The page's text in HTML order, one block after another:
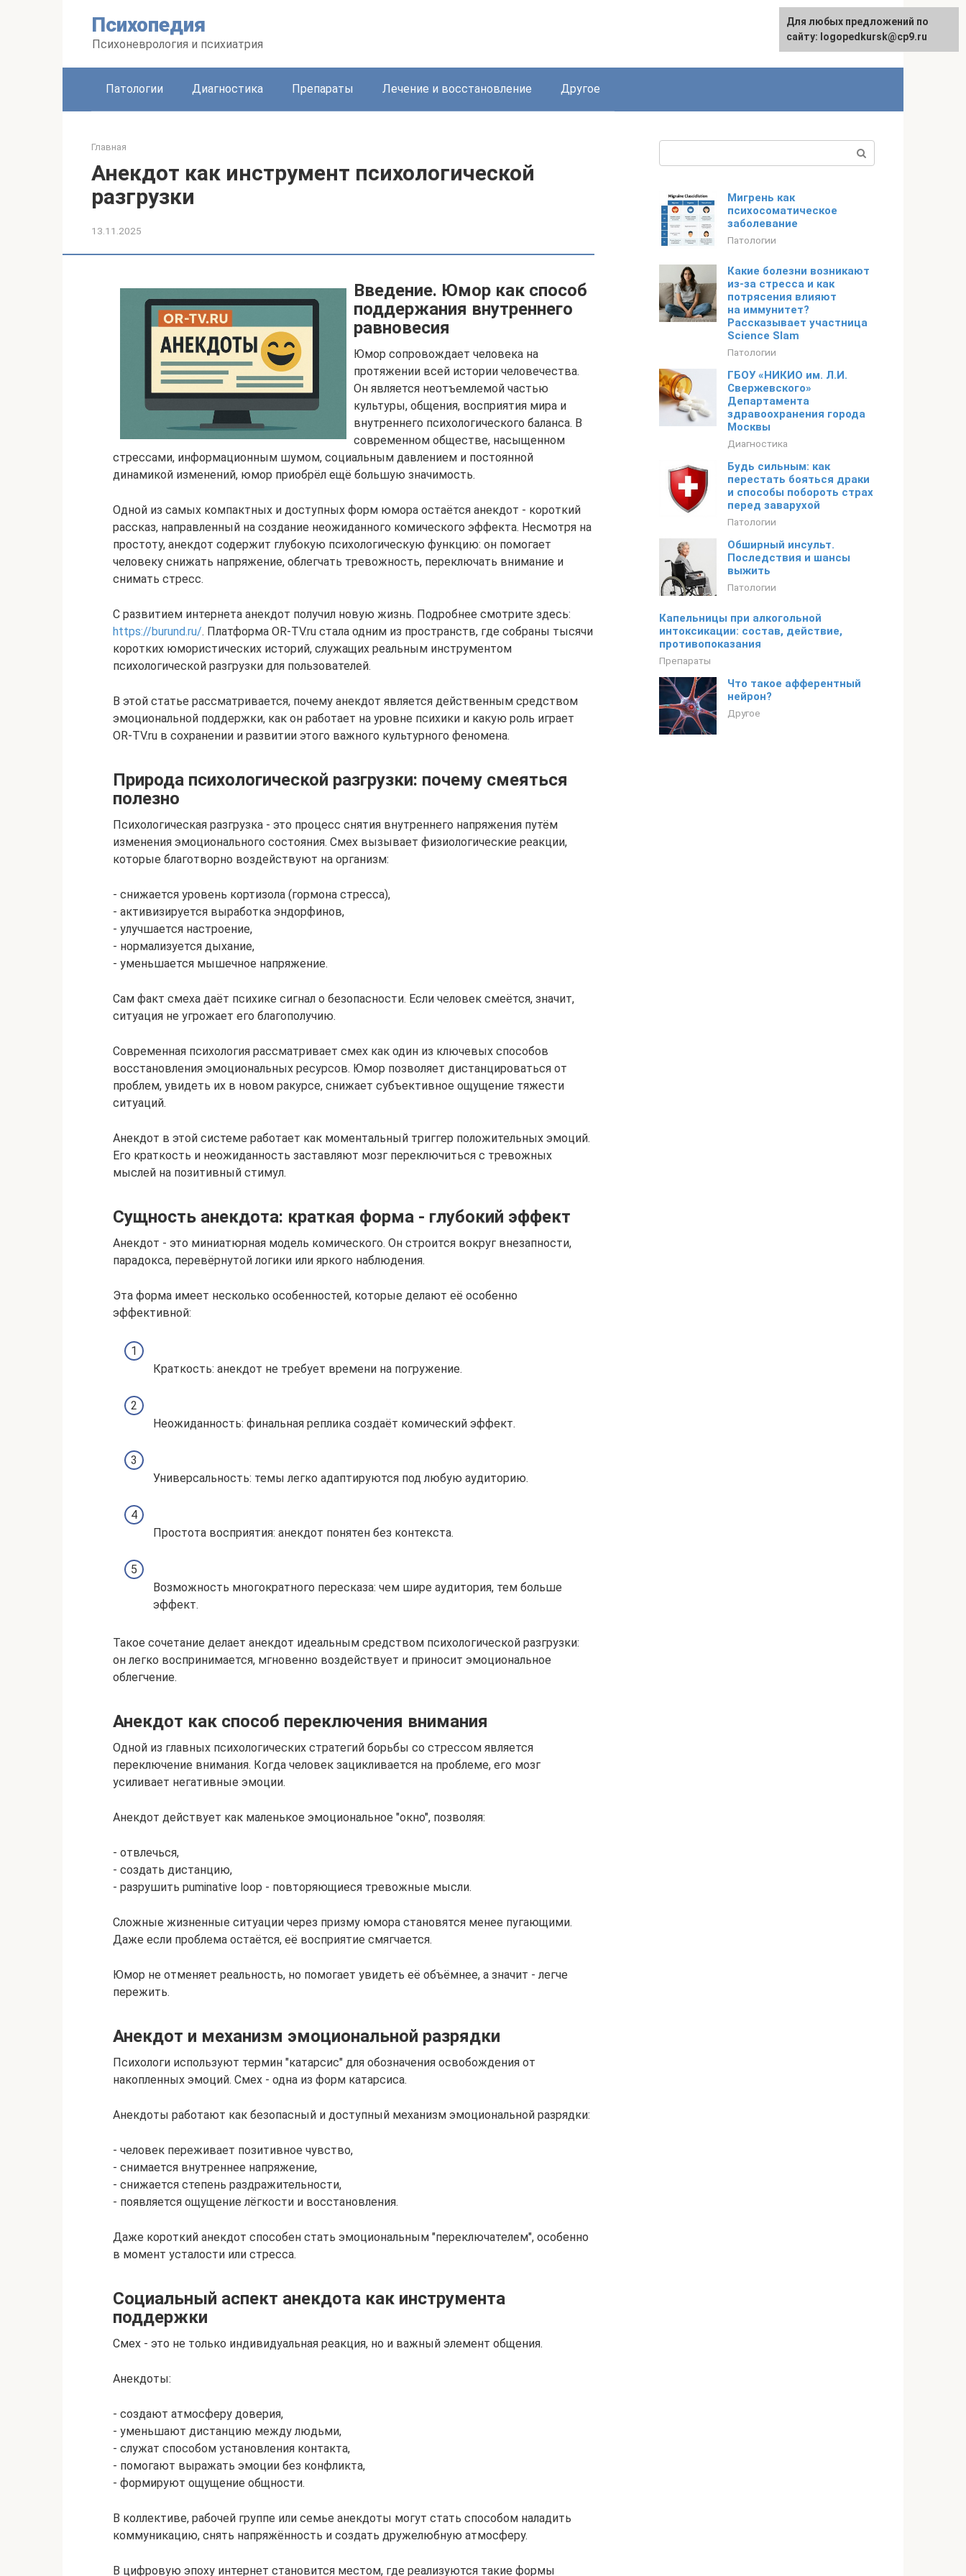
Психопедия
Психоневрология и психиатрия
Патологии Диагностика Препараты Лечение и восстановление Другое
Главная
Анекдот как инструмент психологической
разгрузки
13.11.2025
Введение. Юмор как способ
поддержания внутреннего
равновесия
Юмор сопровождает человека на
протяжении всей истории человечества.
Он является неотъемлемой частью
культуры, общения, восприятия мира и
внутреннего психологического баланса. В
современном обществе, насыщенном
стрессами, информационным шумом, социальным давлением и постоянной
динамикой изменений, юмор приобрёл ещё большую значимость.
Одной из самых компактных и доступных форм юмора остаётся анекдот - короткий
рассказ, направленный на создание неожиданного комического эффекта. Несмотря на
простоту, анекдот содержит глубокую психологическую функцию: он помогает
человеку снижать напряжение, облегчать тревожность, переключать внимание и
снимать стресс.
С развитием интернета анекдот получил новую жизнь. Подробнее смотрите здесь:
https://burund.ru/. Платформа OR-TV.ru стала одним из пространств, где собраны тысячи
коротких юмористических историй, служащих реальным инструментом
психологической разгрузки для пользователей.
В этой статье рассматривается, почему анекдот является действенным средством
эмоциональной поддержки, как он работает на уровне психики и какую роль играет
OR-TV.ru в сохранении и развитии этого важного культурного феномена.
Природа психологической разгрузки: почему смеяться
полезно
Психологическая разгрузка - это процесс снятия внутреннего напряжения путём
изменения эмоционального состояния. Смех вызывает физиологические реакции,
которые благотворно воздействуют на организм:
- снижается уровень кортизола (гормона стресса),
- активизируется выработка эндорфинов,
- улучшается настроение,
- нормализуется дыхание,
- уменьшается мышечное напряжение.
Сам факт смеха даёт психике сигнал о безопасности. Если человек смеётся, значит,
ситуация не угрожает его благополучию.
Современная психология рассматривает смех как один из ключевых способов
восстановления эмоциональных ресурсов. Юмор позволяет дистанцироваться от
проблем, увидеть их в новом ракурсе, снижает субъективное ощущение тяжести
ситуаций.
Анекдот в этой системе работает как моментальный триггер положительных эмоций.
Его краткость и неожиданность заставляют мозг переключиться с тревожных
мыслей на позитивный стимул.
Сущность анекдота: краткая форма - глубокий эффект
Анекдот - это миниатюрная модель комического. Он строится вокруг внезапности,
парадокса, перевёрнутой логики или яркого наблюдения.
Эта форма имеет несколько особенностей, которые делают её особенно
эффективной:
Краткость: анекдот не требует времени на погружение.
Неожиданность: финальная реплика создаёт комический эффект.
Универсальность: темы легко адаптируются под любую аудиторию.
Простота восприятия: анекдот понятен без контекста.
Возможность многократного пересказа: чем шире аудитория, тем больше
эффект.
Такое сочетание делает анекдот идеальным средством психологической разгрузки:
он легко воспринимается, мгновенно воздействует и приносит эмоциональное
облегчение.
Анекдот как способ переключения внимания
Одной из главных психологических стратегий борьбы со стрессом является
переключение внимания. Когда человек зацикливается на проблеме, его мозг
усиливает негативные эмоции.
Анекдот действует как маленькое эмоциональное "окно", позволяя:
- отвлечься,
- создать дистанцию,
- разрушить рuminative loop - повторяющиеся тревожные мысли.
Сложные жизненные ситуации через призму юмора становятся менее пугающими.
Даже если проблема остаётся, её восприятие смягчается.
Юмор не отменяет реальность, но помогает увидеть её объёмнее, а значит - легче
пережить.
Анекдот и механизм эмоциональной разрядки
Психологи используют термин "катарсис" для обозначения освобождения от
накопленных эмоций. Смех - одна из форм катарсиса.
Анекдоты работают как безопасный и доступный механизм эмоциональной разрядки:
- человек переживает позитивное чувство,
- снимается внутреннее напряжение,
- снижается степень раздражительности,
- появляется ощущение лёгкости и восстановления.
Даже короткий анекдот способен стать эмоциональным "переключателем", особенно
в момент усталости или стресса.
Социальный аспект анекдота как инструмента
поддержки
Смех - это не только индивидуальная реакция, но и важный элемент общения.
Анекдоты:
- создают атмосферу доверия,
- уменьшают дистанцию между людьми,
- служат способом установления контакта,
- помогают выражать эмоции без конфликта,
- формируют ощущение общности.
В коллективе, рабочей группе или семье анекдоты могут стать способом наладить
коммуникацию, снять напряжённость и создать дружелюбную атмосферу.
В цифровую эпоху интернет становится местом, где реализуются такие формы
Мигрень как
психосоматическое
заболевание
Патологии
Какие болезни возникают
из-за стресса и как
потрясения влияют
на иммунитет?
Рассказывает участница
Science Slam
Патологии
ГБОУ «НИКИО им. Л.И.
Свержевского»
Департамента
здравоохранения города
Москвы
Диагностика
Будь сильным: как
перестать бояться драки
и способы побороть страх
перед заварухой
Патологии
Обширный инсульт.
Последствия и шансы
выжить
Патологии
Капельницы при алкогольной
интоксикации: состав, действие,
противопоказания
Препараты
Что такое афферентный
нейрон?
Другое
Для любых предложений по
сайту: logopedkursk@cp9.ru